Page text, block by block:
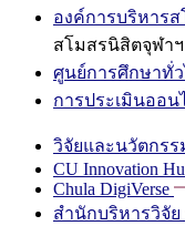
องค์การบริหาร
สโมสรนิสิตจุฬา
ศูนย์การศึกษาทั่ว
การประเมินออน
วิจัยและนวัตกรร
CU Innovation
Chula DigiVerse
สำนักบริหารวิจัย